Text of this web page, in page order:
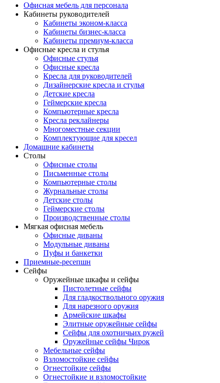
Офисная мебель для персонала
Кабинеты руководителей
Кабинеты эконом-класса
Кабинеты бизнес-класса
Кабинеты премиум-класса
Офисные кресла и стулья
Офисные стулья
Офисные кресла
Кресла для руководителей
Дизайнерские кресла и стулья
Детские кресла
Геймерские кресла
Компьютерные кресла
Кресла реклайнеры
Многоместные секции
Комплектующие для кресел
Домашние кабинеты
Столы
Офисные столы
Письменные столы
Компьютерные столы
Журнальные столы
Детские столы
Геймерские столы
Производственные столы
Мягкая офисная мебель
Офисные диваны
Модульные диваны
Пуфы и банкетки
Приемные-ресепшн
Сейфы
Оружейные шкафы и сейфы
Пистолетные сейфы
Для гладкоствольного оружия
Для нарезного оружия
Армейские шкафы
Элитные оружейные сейфы
Сейфы для охотничьих ружей
Оружейные сейфы Чирок
Мебельные сейфы
Взломостойкие сейфы
Огнестойкие сейфы
Огнестойкие и взломостойкие